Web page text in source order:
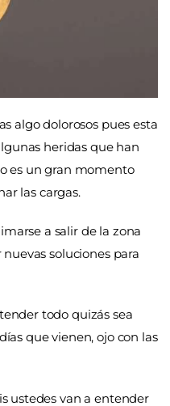
algo dolorosos pues esta
heridas que han
es un gran momento
las cargas.
a salir de la zona
soluciones para
todo quizás sea
que vienen, ojo con las
ustedes van a entender